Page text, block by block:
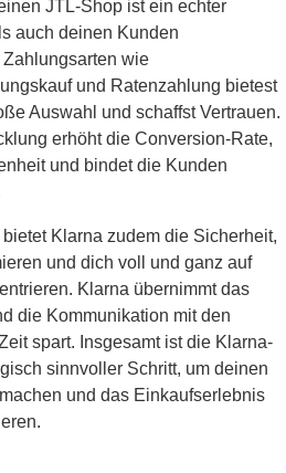
JTL-Shop ist ein echter
auch deinen Kunden
wie
und Ratenzahlung bietest
Auswahl und schaffst Vertrauen.
erhöht die Conversion-Rate,
und bindet die Kunden
Klarna zudem die Sicherheit,
und dich voll und ganz auf
Klarna übernimmt das
die Kommunikation mit den
spart. Insgesamt ist die Klarna-
sinnvoller Schritt, um deinen
und das Einkaufserlebnis